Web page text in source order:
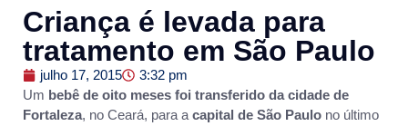
Criança é levada para
tratamento em São Paulo
julho 17, 2015
3:32 pm
Um bebê de oito meses foi transferido da cidade de
Fortaleza, no Ceará, para a capital de São Paulo no último